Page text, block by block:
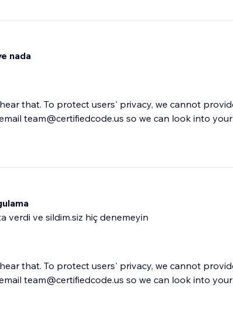
nada
that. To protect users' privacy, we cannot
team@certifiedcode.us so we can look into your
verdi ve sildim.siz hiç denemeyin
that. To protect users' privacy, we cannot
team@certifiedcode.us so we can look into your